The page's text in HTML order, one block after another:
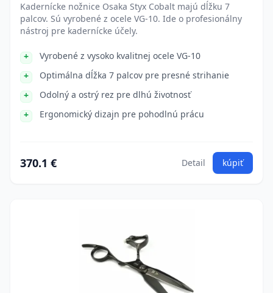
Kadernícke nožnice Osaka Styx Cobalt majú dĺžku 7
palcov. Sú vyrobené z ocele VG-10. Ide o profesionálny
nástroj pre kadernícke účely.
Vyrobené z vysoko kvalitnej ocele VG-10
Optimálna dĺžka 7 palcov pre presné strihanie
Odolný a ostrý rez pre dlhú životnosť
Ergonomický dizajn pre pohodlnú prácu
370.1 € Detail kúpiť